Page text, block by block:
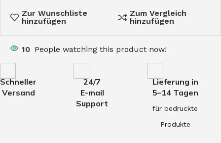
Zur Wunschliste
hinzufügen
Zum Vergleich
hinzufügen
10 People watching this product now!
Schneller
Versand
24/7
E-mail
Support
Lieferung in
5–14 Tagen
für bedruckte
Produkte